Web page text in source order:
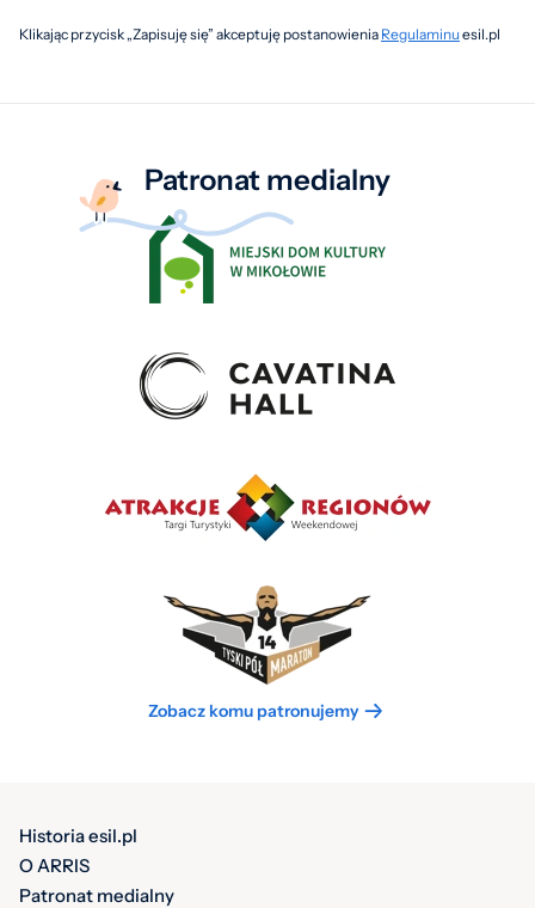
Klikając przycisk „Zapisuję się” akceptuję postanowienia Regulaminuesil.pl
Patronat medialny
Zobacz komu patronujemy
Historia esil.pl
O ARRIS
Patronat medialny